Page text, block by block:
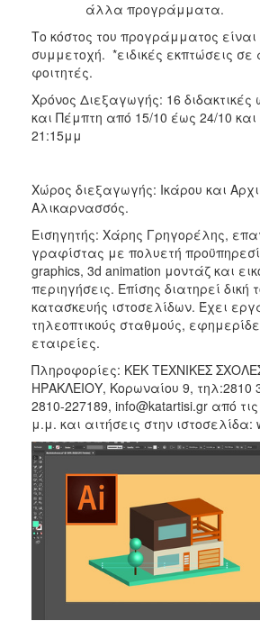
άλλα προγράμματα.
Το κόστος του προγράμματος
συμμετοχή. *ειδικές εκπτώσεις σε
φοιτητές.
Χρόνος Διεξαγωγής: 16 διδακτικές
και Πέμπτη από 15/10 έως 24/10
21:15μμ
Χώρος διεξαγωγής: Ικάρου και
Αλικαρνασσός.
Εισηγητής: Χάρης Γρηγορέλης,
γραφίστας με πολυετή
graphics, 3d animation μοντάζ και
περιηγήσεις. Επίσης διατηρεί δική
κατασκευής ιστοσελίδων. Έχει
τηλεοπτικούς σταθμούς,
εταιρείες.
Πληροφορίες: ΚΕΚ ΤΕΧΝΙΚΕΣ
ΗΡΑΚΛΕΙΟΥ, Κορωναίου 9,
2810-227189, info@katartisi.gr από
μ.μ. και αιτήσεις στην ιστοσελίδα: